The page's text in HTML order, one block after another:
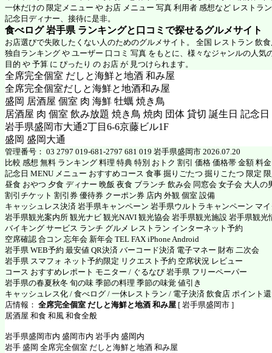
一休だけの 限定メニュー や お店 メニュー 写真 利用者 感想など レストラ
記念日ディナー、接待に是非。
食べログ 岩手県 ランキングと口コミで探せるグルメサイト
お店選びで失敗したくない人のためのグルメサイト。 全国 レストラン 飲
独自ランキング や ユーザー 口コミ 写真 をもとに、様々なジャンルの人気
目的 や 予算 に ぴったり の お店 が 見つけられます。
全席完全個室 だしと海鮮と地酒 和み屋
全席完全個室だしと海鮮と地酒和み屋
盛岡 居酒屋 個室 肉 海鮮 牡蠣 焼き鳥
居酒屋 肉 個室 飲み放題 焼き鳥 焼肉 団体 貸切 誕生日 記念
岩手県盛岡市大通2丁目6-6京藤ビル1F
盛岡 盛岡大通
管理番号： 03 2797 019-681-2797 681 019 岩手県盛岡市 2026.07.20
比較 感想 無料 ランキング 料理 特典 特別 おトク 割引 価格 価格帯 金額 料
記念日 MENU メニュー おすすめコース 食事 掘りごたつ 掘りこたつ 限定
昼食 おやつ 夕食 ディナー 晩飯 夜食 ブランチ 飲み会 同窓会 女子会 大人の
割引チケット 割引券 優待券 クーポン券 店内 外観 個室 設備
キャッシュレス決済 岩手県キャンペーン 岩手県ウルトラキャンペーン マ
岩手県観光案内所 観光ナビ 観光NAVI 観光協会 岩手県観光施設 岩手県観光
バイキング サービス ランチ グルメ レストラン インターネット予約
空席確認 合コン 忘年会 新年会 TEL FAX iPhone Android
岩手県 WEB予約 最安値 QR決済 バーコード決済 電子マネー 財布 二次会
岩手県 スマフォ ネット予約限定 リクエスト予約 空席状況 レビュー
コース おすすめレポート モニター / ぐるなび 岩手県 フリーペーパー
岩手県の春夏秋冬 旬の味 季節の料理 季節の味覚 値引き
キャッシュレス化 / 食べログ / 一休レストラン / 電子決済 飲食店 ポイント
店情報： 全席完全個室 だしと海鮮と地酒 和み屋 [ 岩手県盛岡市 ]
居酒屋 和食 和風 和食全般
岩手県盛岡市内 盛岡市内 岩手内 盛岡内
岩手 盛岡 全席完全個室 だしと海鮮と地酒 和み屋